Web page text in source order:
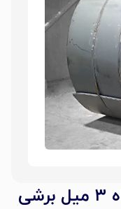
ورق سیاه ۳ میل برشی